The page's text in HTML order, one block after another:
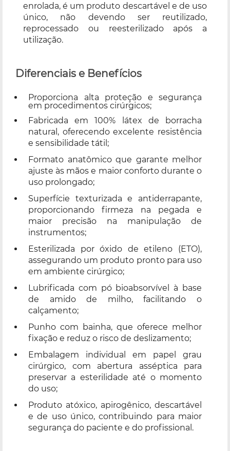
enrolada, é um produto descartável e de uso
único, não devendo ser reutilizado,
reprocessado ou reesterilizado após a
utilização.
Diferenciais e Benefícios
Proporciona alta proteção e segurança
em procedimentos cirúrgicos;
Fabricada em 100% látex de borracha
natural, oferecendo excelente resistência
e sensibilidade tátil;
Formato anatômico que garante melhor
ajuste às mãos e maior conforto durante o
uso prolongado;
Superfície texturizada e antiderrapante,
proporcionando firmeza na pegada e
maior precisão na manipulação de
instrumentos;
Esterilizada por óxido de etileno (ETO),
assegurando um produto pronto para uso
em ambiente cirúrgico;
Lubrificada com pó bioabsorvível à base
de amido de milho, facilitando o
calçamento;
Punho com bainha, que oferece melhor
fixação e reduz o risco de deslizamento;
Embalagem individual em papel grau
cirúrgico, com abertura asséptica para
preservar a esterilidade até o momento
do uso;
Produto atóxico, apirogênico, descartável
e de uso único, contribuindo para maior
segurança do paciente e do profissional.